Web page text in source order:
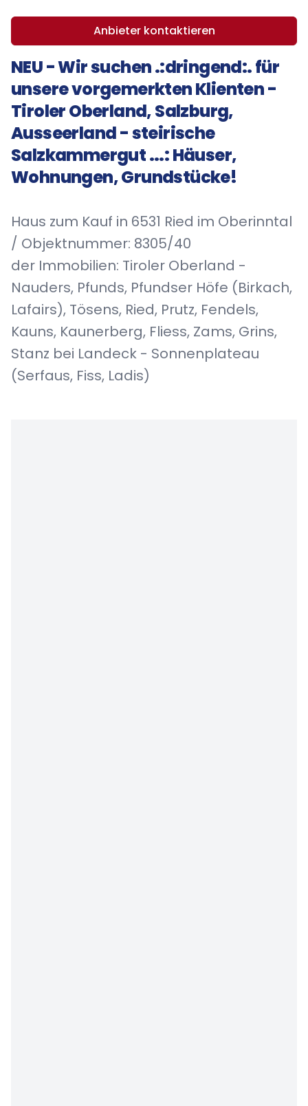
Anbieter kontaktieren
NEU - Wir suchen .:dringend:. für
unsere vorgemerkten Klienten -
Tiroler Oberland, Salzburg,
Ausseerland - steirische
Salzkammergut ...: Häuser,
Wohnungen, Grundstücke!
Haus zum Kauf in 6531 Ried im Oberinntal
/ Objektnummer: 8305/40
der Immobilien: Tiroler Oberland -
Nauders, Pfunds, Pfundser Höfe (Birkach,
Lafairs), Tösens, Ried, Prutz, Fendels,
Kauns, Kaunerberg, Fliess, Zams, Grins,
Stanz bei Landeck - Sonnenplateau
(Serfaus, Fiss, Ladis)